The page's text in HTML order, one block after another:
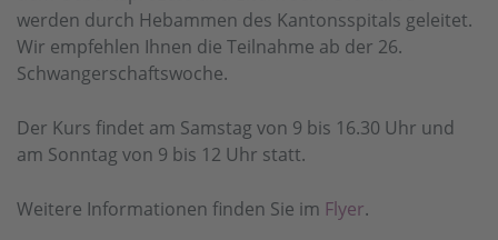
werden durch Hebammen des Kantonsspitals geleitet.
Wir empfehlen Ihnen die Teilnahme ab der 26.
Schwangerschaftswoche.
Der Kurs findet am Samstag von 9 bis 16.30 Uhr und
am Sonntag von 9 bis 12 Uhr statt.
Weitere Informationen finden Sie im Flyer.